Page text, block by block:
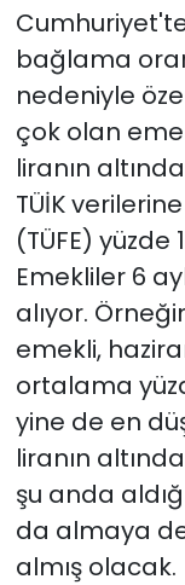
bağlama
nedeniyle
çok olan
liranın
TÜİK
(TÜFE) yüzde
Emekliler 6
alıyor.
emekli,
ortalama
yine de en
liranın
şu anda
da almaya
almış olacak.